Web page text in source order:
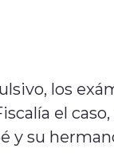
los
el caso,
y su